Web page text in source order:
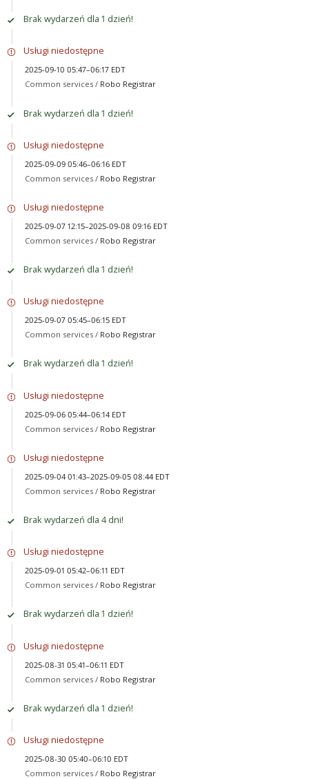
Brak wydarzeń dla 1 dzień!
Usługi niedostępne
2025-09-10 05:47–06:17 EDT
Common services / Robo Registrar
Brak wydarzeń dla 1 dzień!
Usługi niedostępne
2025-09-09 05:46–06:16 EDT
Common services / Robo Registrar
Usługi niedostępne
2025-09-07 12:15–2025-09-08 09:16 EDT
Common services / Robo Registrar
Brak wydarzeń dla 1 dzień!
Usługi niedostępne
2025-09-07 05:45–06:15 EDT
Common services / Robo Registrar
Brak wydarzeń dla 1 dzień!
Usługi niedostępne
2025-09-06 05:44–06:14 EDT
Common services / Robo Registrar
Usługi niedostępne
2025-09-04 01:43–2025-09-05 08:44 EDT
Common services / Robo Registrar
Brak wydarzeń dla 4 dni!
Usługi niedostępne
2025-09-01 05:42–06:11 EDT
Common services / Robo Registrar
Brak wydarzeń dla 1 dzień!
Usługi niedostępne
2025-08-31 05:41–06:11 EDT
Common services / Robo Registrar
Brak wydarzeń dla 1 dzień!
Usługi niedostępne
2025-08-30 05:40–06:10 EDT
Common services / Robo Registrar